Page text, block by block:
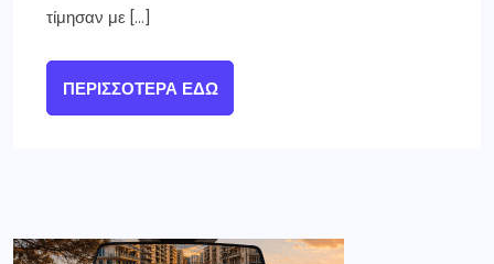
τίμησαν με […]
ΠΕΡΙΣΣΌΤΕΡΑ ΕΔΏ